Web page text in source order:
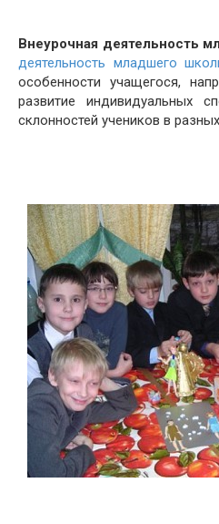
Внеурочная деятельность
деятельность младшего
особенности учащегося,
развитие индивидуальных
склонностей учеников в